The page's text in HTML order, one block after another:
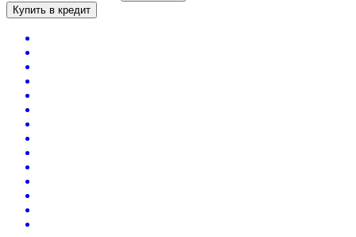
Купить в кредит